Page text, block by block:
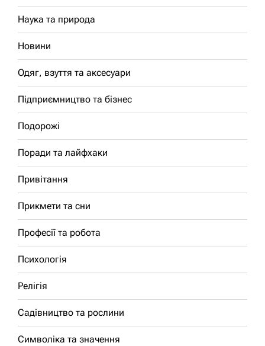
Наука та природа
Новини
Одяг, взуття та аксесуари
Підприємництво та бізнес
Подорожі
Поради та лайфхаки
Привітання
Прикмети та сни
Професії та робота
Психологія
Релігія
Садівництво та рослини
Символіка та значення